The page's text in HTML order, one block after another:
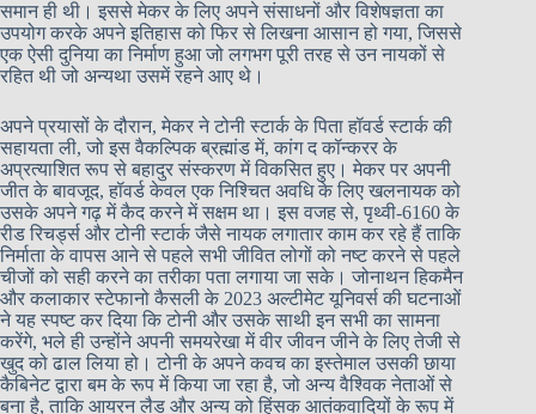
समान ही थी। इससे मेकर के लिए अपने संसाधनों और विशेषज्ञता का
उपयोग करके अपने इतिहास को फिर से लिखना आसान हो गया, जिससे
एक ऐसी दुनिया का निर्माण हुआ जो लगभग पूरी तरह से उन नायकों से
रहित थी जो अन्यथा उसमें रहने आए थे।
अपने प्रयासों के दौरान, मेकर ने टोनी स्टार्क के पिता हॉवर्ड स्टार्क की
सहायता ली, जो इस वैकल्पिक ब्रह्मांड में, कांग द कॉन्करर के
अप्रत्याशित रूप से बहादुर संस्करण में विकसित हुए। मेकर पर अपनी
जीत के बावजूद, हॉवर्ड केवल एक निश्चित अवधि के लिए खलनायक को
उसके अपने गढ़ में कैद करने में सक्षम था। इस वजह से, पृथ्वी-6160 के
रीड रिचर्ड्स और टोनी स्टार्क जैसे नायक लगातार काम कर रहे हैं ताकि
निर्माता के वापस आने से पहले सभी जीवित लोगों को नष्ट करने से पहले
चीजों को सही करने का तरीका पता लगाया जा सके। जोनाथन हिकमैन
और कलाकार स्टेफानो कैसली के 2023 अल्टीमेट यूनिवर्स की घटनाओं
ने यह स्पष्ट कर दिया कि टोनी और उसके साथी इन सभी का सामना
करेंगे, भले ही उन्होंने अपनी समयरेखा में वीर जीवन जीने के लिए तेजी से
खुद को ढाल लिया हो। टोनी के अपने कवच का इस्तेमाल उसकी छाया
कैबिनेट द्वारा बम के रूप में किया जा रहा है, जो अन्य वैश्विक नेताओं से
बना है, ताकि आयरन लैड और अन्य को हिंसक आतंकवादियों के रूप में